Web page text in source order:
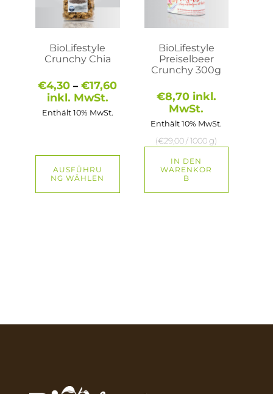
BioLifestyle
Crunchy Chia
€4,30 –€17,60Preisspanne:
inkl. MwSt.
Enthält 10% MwSt.
AUSFÜHRU
NG WÄHLEN
Optionen
auf
der
gewählt
werden
BioLifestyle
Preiselbeer
Crunchy 300g
€8,70 inkl.
MwSt.
Enthält 10% MwSt.
(€29,00/ 1000 g)
IN DEN
WARENKOR
B